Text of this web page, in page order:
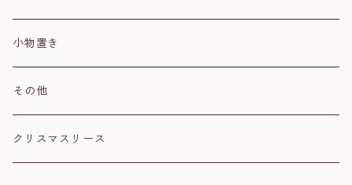
ウロコインコ
シマエナガ
スズメ
茶トラ
シルバー
肉球
ハート
オカメインコ
小物置き
その他
クリスマスリース